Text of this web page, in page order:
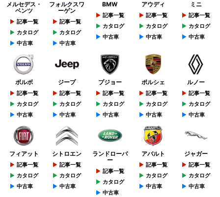
メルセデス・
ベンツ
記事一覧
カタログ
中古車
フォルクスワ
ーゲン
記事一覧
カタログ
中古車
BMW
記事一覧
カタログ
中古車
アウディ
記事一覧
カタログ
中古車
ミニ
記事一覧
カタログ
中古車
ボルボ
記事一覧
カタログ
中古車
ジープ
記事一覧
カタログ
中古車
プジョー
記事一覧
カタログ
中古車
ポルシェ
記事一覧
カタログ
中古車
ルノー
記事一覧
カタログ
中古車
フィアット
記事一覧
カタログ
中古車
シトロエン
記事一覧
カタログ
中古車
ランドローバ
ー
記事一覧
カタログ
中古車
アバルト
記事一覧
カタログ
中古車
ジャガー
記事一覧
カタログ
中古車